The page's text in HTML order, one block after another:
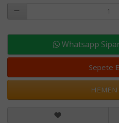
Whatsapp
Sepete
HEMEN